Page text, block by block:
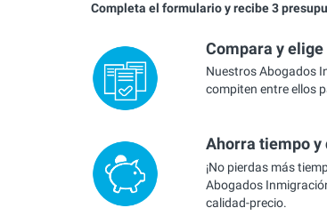
Completa el formulario y recibe 3
Compara y
Nuestros Abogados
compiten entre ellos
Ahorra tiempo y
¡No pierdas más
Abogados
calidad-precio.